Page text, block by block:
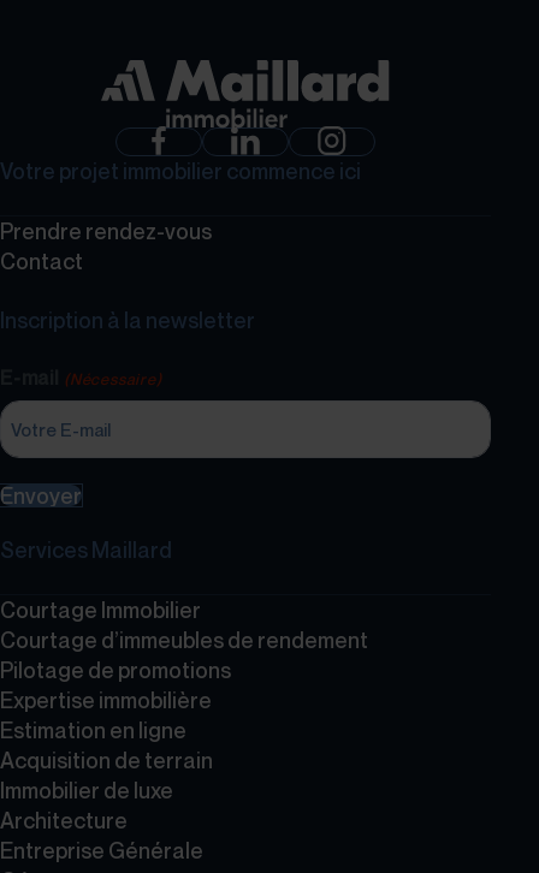
Votre projet immobilier commence ici
Prendre rendez-vous
Contact
Inscription à la newsletter
(Nécessaire)
Envoyer
Services Maillard
Courtage Immobilier
Courtage d’immeubles de rendement
Pilotage de promotions
Expertise immobilière
Estimation en ligne
Acquisition de terrain
Immobilier de luxe
Architecture
Entreprise Générale